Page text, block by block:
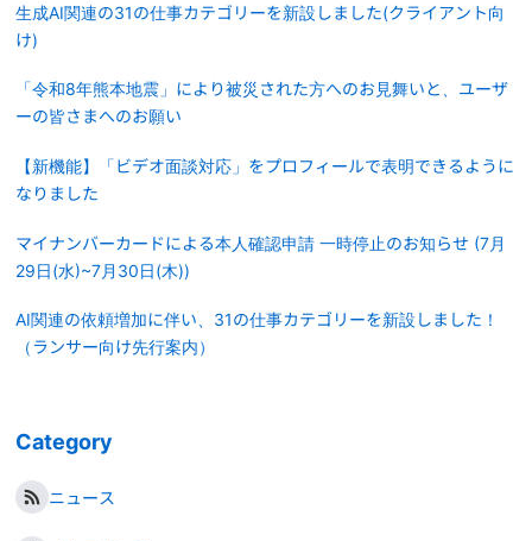
生成AI関連の31の仕事カテゴリーを新設しました(クライアント向
け)
「令和8年熊本地震」により被災された方へのお見舞いと、ユーザ
ーの皆さまへのお願い
【新機能】「ビデオ面談対応」をプロフィールで表明できるように
なりました
マイナンバーカードによる本人確認申請 一時停止のお知らせ (7月
29日(水)~7月30日(木))
AI関連の依頼増加に伴い、31の仕事カテゴリーを新設しました！
（ランサー向け先行案内）
Category
ニュース